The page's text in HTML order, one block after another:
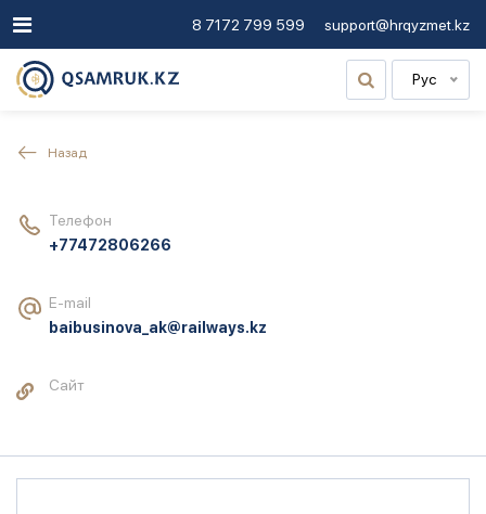
8 7172 799 599 support@hrqyzmet.kz
Рус
Назад
Телефон
+77472806266
E-mail
baibusinova_ak@railways.kz
Сайт